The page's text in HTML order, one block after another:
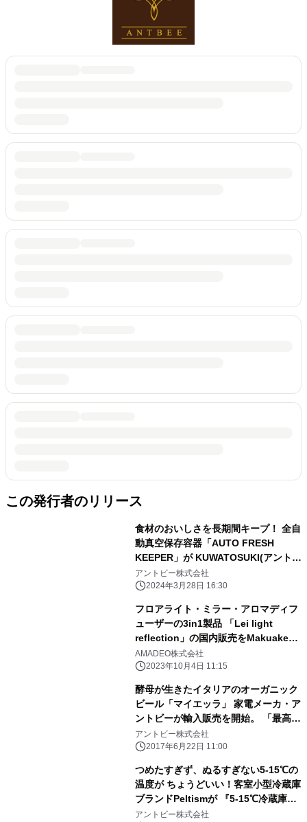
この発行者のリリース
食材のおいしさを長期間キープ！ 全自
動真空保存容器「AUTO FRESH
KEEPER」が KUWATOSUKI(アントビ
ー株式会社)から販売開始しました。
アントビー株式会社
2024年3月28日 16:30
フロアライト・ミラー・アロマディフ
ューザーの3in1製品 「Lei light
reflection」の国内販売をMakuakeで
スタート
AMADEO株式会社
2023年10月4日 11:15
酵母が生きたイタリアのオーガニック
ビール「マイエッラ」 家電メーカ・ア
ントビーが輸入販売を開始。 「最高の
温度で味わって欲しい」専用ビールセ
ラーを 同時開発。
アントビー株式会社
2017年6月22日 11:00
つめたすぎず、ぬるすぎない5-15℃の
温度が ちょうどいい！客室小型冷蔵庫
ブランドPeltismが 『5-15℃冷蔵庫シ
リーズ』を年内1万台へ
アントビー株式会社